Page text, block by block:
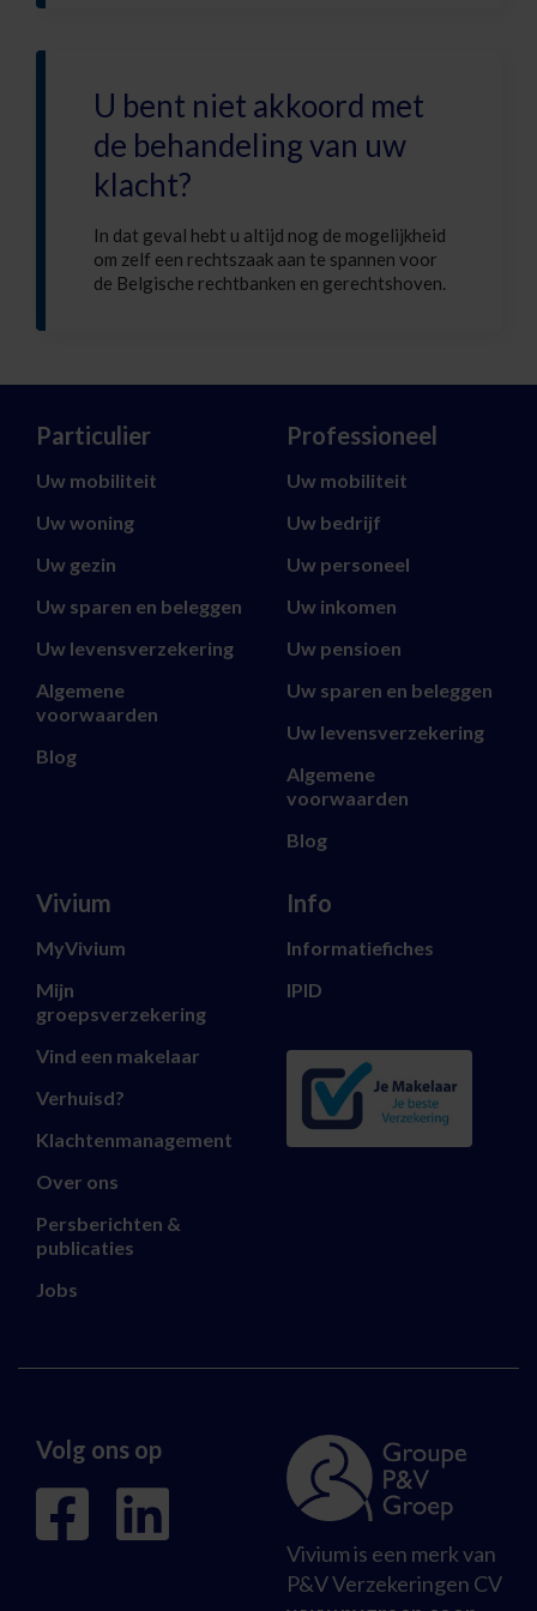
U bent niet akkoord met
de behandeling van uw
klacht?
In dat geval hebt u altijd nog de mogelijkheid
om zelf een rechtszaak aan te spannen voor
de Belgische rechtbanken en gerechtshoven.
Particulier
Uw mobiliteit
Uw woning
Uw gezin
Uw sparen en beleggen
Uw levensverzekering
Algemene
voorwaarden
Blog
Professioneel
Uw mobiliteit
Uw bedrijf
Uw personeel
Uw inkomen
Uw pensioen
Uw sparen en beleggen
Uw levensverzekering
Algemene
voorwaarden
Blog
Vivium
MyVivium
Mijn
groepsverzekering
Vind een makelaar
Verhuisd?
Klachtenmanagement
Over ons
Persberichten &
publicaties
Jobs
Info
Informatiefiches
IPID
Volg ons op
Vivium is een merk van
P&V Verzekeringen CV